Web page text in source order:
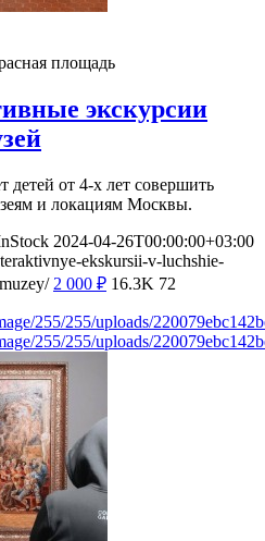
площадь
экскурсии
детей от 4-х лет совершить
и локациям Москвы.
2024-04-26T00:00:00+03:00
ekskursii-v-luchshie-
2 000 ₽ 16.3K 72
255/255/uploads/
255/255/uploads/